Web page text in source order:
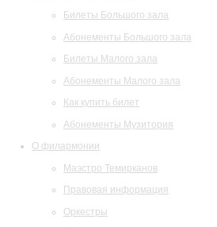
Билеты Большого зала
Абонементы Большого зала
Билеты Малого зала
Абонементы Малого зала
Как купить билет
Абонементы Музитория
О филармонии
Маэстро Темирканов
Правовая информация
Оркестры